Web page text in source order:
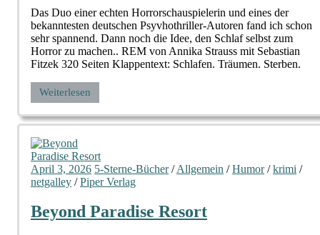
Das Duo einer echten Horrorschauspielerin und eines der
bekanntesten deutschen Psyvhothriller-Autoren fand ich schon
sehr spannend. Dann noch die Idee, den Schlaf selbst zum
Horror zu machen.. REM von Annika Strauss mit Sebastian
Fitzek 320 Seiten Klappentext: Schlafen. Träumen. Sterben.
Weiterlesen
April 3, 2026 5-Sterne-Bücher/Allgemein /Humor/krimi /
netgalley /Piper Verlag
Beyond Paradise Resort